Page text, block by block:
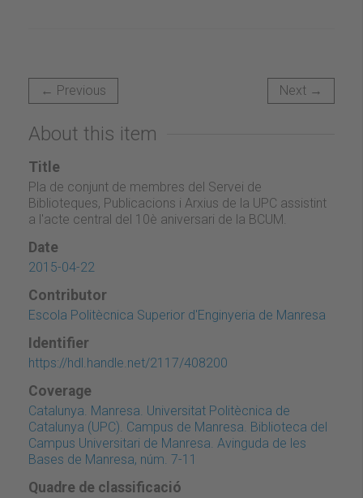
← Previous Next →
About this item
Title
Pla de conjunt de membres del Servei de
Biblioteques, Publicacions i Arxius de la UPC assistint
a l'acte central del 10è aniversari de la BCUM.
Date
2015-04-22
Contributor
Escola Politècnica Superior d'Enginyeria de Manresa
Identifier
https://hdl.handle.net/2117/408200
Coverage
Catalunya. Manresa. Universitat Politècnica de
Catalunya (UPC). Campus de Manresa. Biblioteca del
Campus Universitari de Manresa. Avinguda de les
Bases de Manresa, núm. 7-11
Quadre de classificació